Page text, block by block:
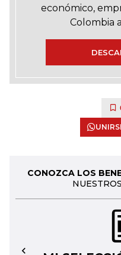
económico,
Colombia
CONOZCA LOS